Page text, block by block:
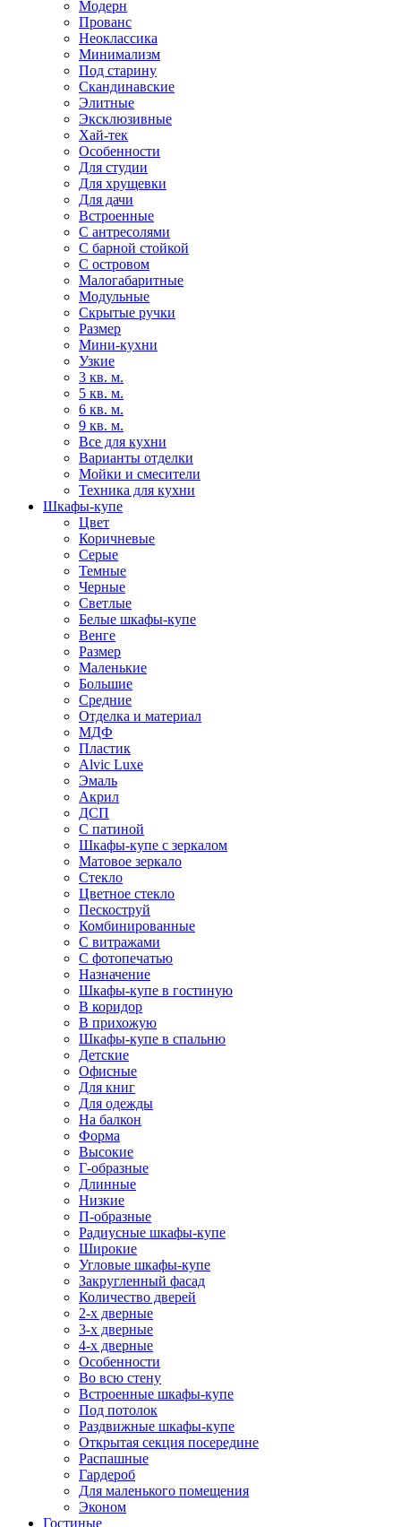
Модерн
Прованс
Неоклассика
Минимализм
Под старину
Скандинавские
Элитные
Эксклюзивные
Хай-тек
Особенности
Для студии
Для хрущевки
Для дачи
Встроенные
С антресолями
С барной стойкой
С островом
Малогабаритные
Модульные
Скрытые ручки
Размер
Мини-кухни
Узкие
3 кв. м.
5 кв. м.
6 кв. м.
9 кв. м.
Все для кухни
Варианты отделки
Мойки и смесители
Техника для кухни
Шкафы-купе
Цвет
Коричневые
Серые
Темные
Черные
Светлые
Белые шкафы-купе
Венге
Размер
Маленькие
Большие
Средние
Отделка и материал
МДФ
Пластик
Alvic Luxe
Эмаль
Акрил
ДСП
С патиной
Шкафы-купе с зеркалом
Матовое зеркало
Стекло
Цветное стекло
Пескоструй
Комбинированные
С витражами
С фотопечатью
Назначение
Шкафы-купе в гостиную
В коридор
В прихожую
Шкафы-купе в спальню
Детские
Офисные
Для книг
Для одежды
На балкон
Форма
Высокие
Г-образные
Длинные
Низкие
П-образные
Радиусные шкафы-купе
Широкие
Угловые шкафы-купе
Закругленный фасад
Количество дверей
2-х дверные
3-х дверные
4-х дверные
Особенности
Во всю стену
Встроенные шкафы-купе
Под потолок
Раздвижные шкафы-купе
Открытая секция посередине
Распашные
Гардероб
Для маленького помещения
Эконом
Гостиные